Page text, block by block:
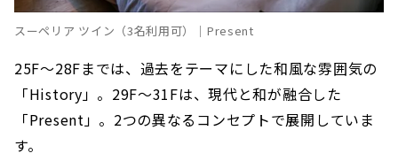
スーペリア ツイン（3名利用可）｜Present
25F〜28Fまでは、過去をテーマにした和風な雰囲気の
「History」。29F〜31Fは、現代と和が融合した
「Present」。2つの異なるコンセプトで展開していま
す。